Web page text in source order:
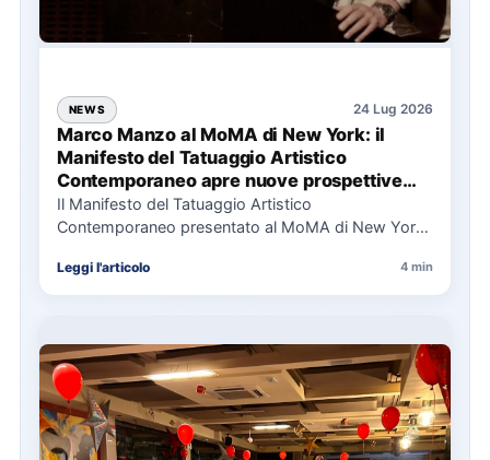
NEWS 24 Lug 2026
Marco Manzo al MoMA di New York: il
Manifesto del Tatuaggio Artistico
Contemporaneo apre nuove prospettive
per il collezionismo
Il Manifesto del Tatuaggio Artistico
Contemporaneo presentato al MoMA di New York
Leggi l'articolo 4 min